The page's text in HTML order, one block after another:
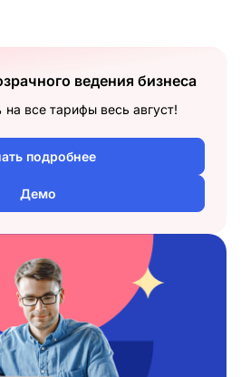
ведения бизнеса
все тарифы весь август!
подробнее
Демо